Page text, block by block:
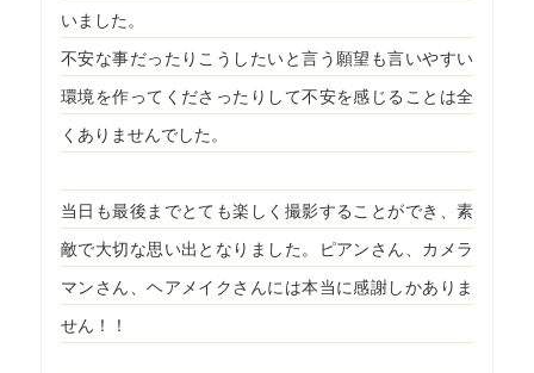
いました。
不安な事だったりこうしたいと言う願望も言いやすい
環境を作ってくださったりして不安を感じることは全
くありませんでした。
当日も最後までとても楽しく撮影することができ、素
敵で大切な思い出となりました。ピアンさん、カメラ
マンさん、ヘアメイクさんには本当に感謝しかありま
せん！！